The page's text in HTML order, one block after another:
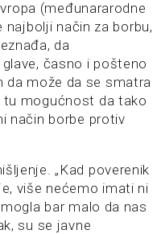
(međunararodne
način za borbu,
da
časno i pošteno
može da se smatra
tu mogućnost da tako
način borbe protiv
„Kad poverenik
više nećemo imati ni
bar malo da nas
su se javne